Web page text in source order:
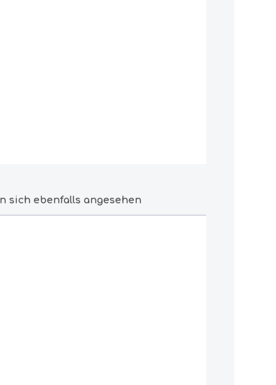
sich ebenfalls angesehen